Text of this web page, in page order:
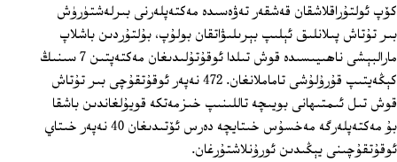
كۆپ ئولتۇراقلاشقان قەشقەر تەۋەسىدە مەكتەپلەرنى بىرلەشتۈرۈش
بىر تۇتاش پىلانلىق ئېلىپ بېرىلىۋاتقان بولۇپ، بۇلتۇردىن باشلاپ
مارالبېشى ناھىيىسىدە قوش تىلدا ئوقۇتۇلىدىغان مەكتەپتىن 7 سىنىڭ
كېڭەيتىپ قۇرۇلۇشى تاماملانغان. 472 نەپەر ئوقۇتقۇچى بىر تۇتاش
قوش تىل ئىمتىھانى بويىچە تاللىنىپ خىزمەتكە قويۇلغاندىن باشقا
بۇ مەكتەپلەرگە مەخسۇس خىتايچە دەرس ئۆتىدىغان 40 نەپەر خىتاي
ئوقۇتقۇچىنى يېڭىدىن ئورۇنلاشتۇرغان.